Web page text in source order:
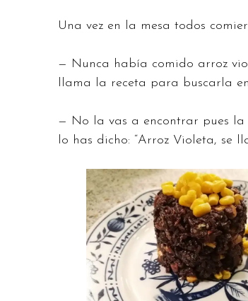
Una vez en la mesa todos
— Nunca había comido arroz
llama la receta para buscarla
— No la vas a encontrar pues la
lo has dicho: “Arroz Violeta, se